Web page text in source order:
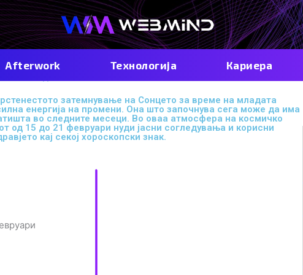
Afterwork Технологија Кариера
затемнување на Сонцето за време на младата
енергија на промени. Она што започнува сега може да има
во следните месеци. Во оваа атмосфера на космичко
од 15 до 21 февруари нуди јасни согледувања и корисни
кај секој хороскопски знак.